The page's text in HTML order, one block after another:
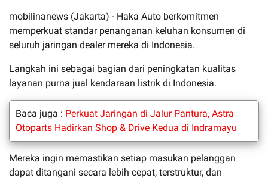
mobilinanews (Jakarta) - Haka Auto berkomitmen
memperkuat standar penanganan keluhan konsumen di
seluruh jaringan dealer mereka di Indonesia.
Langkah ini sebagai bagian dari peningkatan kualitas
layanan purna jual kendaraan listrik di Indonesia.
Baca juga : Perkuat Jaringan di Jalur Pantura, Astra
Otoparts Hadirkan Shop & Drive Kedua di Indramayu
Mereka ingin memastikan setiap masukan pelanggan
dapat ditangani secara lebih cepat, terstruktur, dan